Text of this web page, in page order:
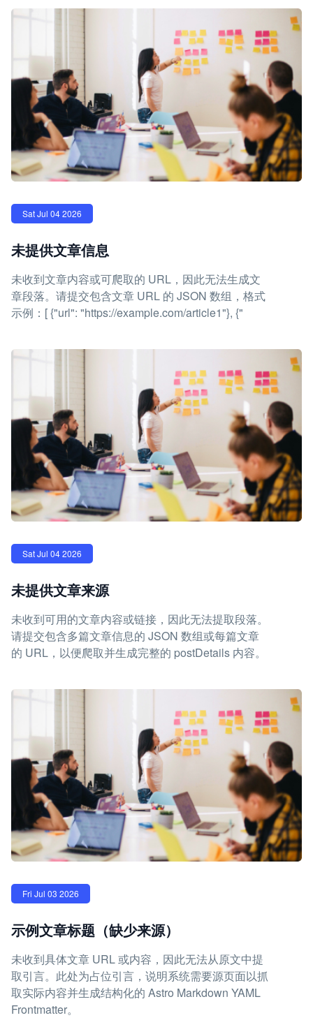
Sat Jul 04 2026
未提供文章信息
未收到文章内容或可爬取的 URL，因此无法生成文
章段落。请提交包含文章 URL 的 JSON 数组，格式
示例：[ {"url": "https://example.com/article1"}, {"
Sat Jul 04 2026
未提供文章来源
未收到可用的文章内容或链接，因此无法提取段落。
请提交包含多篇文章信息的 JSON 数组或每篇文章
的 URL，以便爬取并生成完整的 postDetails 内容。
Fri Jul 03 2026
示例文章标题（缺少来源）
未收到具体文章 URL 或内容，因此无法从原文中提
取引言。此处为占位引言，说明系统需要源页面以抓
取实际内容并生成结构化的 Astro Markdown YAML
Frontmatter。